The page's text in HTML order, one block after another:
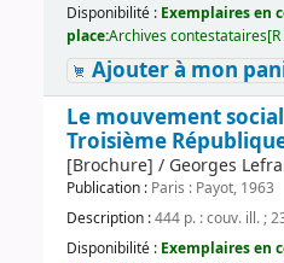
Disponibilité : Exemplaires en
place:Archives contestataires[R
Ajouter à mon
Le mouvement
Troisième
[Brochure] / Georges
Publication : Paris : Payot, 1963
Description :444 p. : couv. ill. ;
Disponibilité : Exemplaires en